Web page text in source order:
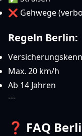
❌ Gehwege
Regeln Berlin:
Max. 20 km/h
Ab 14 Jahren
---
❓ FAQ